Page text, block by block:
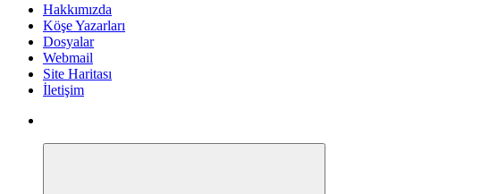
Hakkımızda
Köşe Yazarları
Dosyalar
Webmail
Site Haritası
İletişim